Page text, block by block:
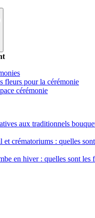
fleurs pour la cérémonie
cérémonie
aux traditionnels
et crématoriums : quelles
en hiver : quelles sont les